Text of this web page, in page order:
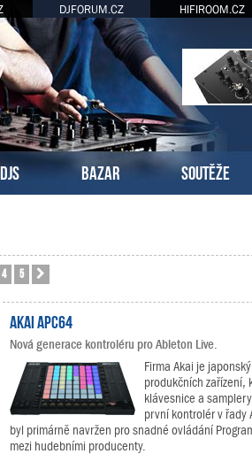
DJFORUM.CZ HIFIROOM.CZ
DJS BAZAR SOUTĚŽE
4 5
Akai APC64
Nová generace kontroléru pro Ableton Live.
Firma Akai je
produkčních zařízení,
klávesnice a
první kontrolér v řady
byl primárně navržen pro snadné ovládání
mezi hudebními producenty.